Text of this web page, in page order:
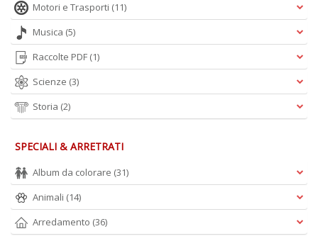
Motori e Trasporti (11)
Musica (5)
Raccolte PDF (1)
Scienze (3)
Storia (2)
SPECIALI & ARRETRATI
Album da colorare (31)
Animali (14)
Arredamento (36)